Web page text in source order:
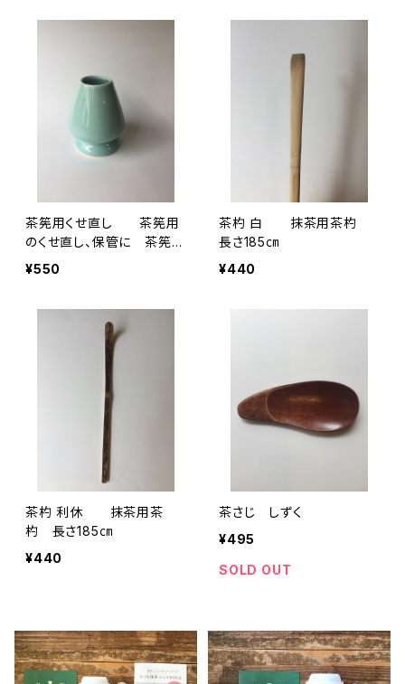
茶筅用くせ直し 茶筅用
のくせ直し、保管に 茶筅の
形をキープ
¥550
茶杓 白 抹茶用茶杓
長さ185㎝
¥440
茶杓 利休 抹茶用茶
杓 長さ185㎝
¥440
茶さじ しずく
¥495
SOLD OUT